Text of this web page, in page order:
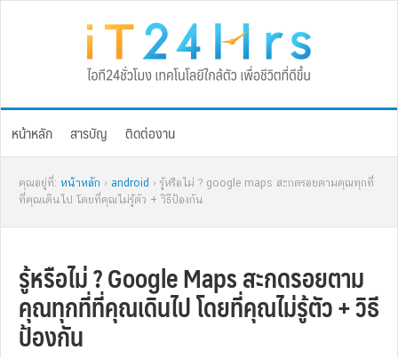
หน้าหลัก สารบัญ ติดต่องาน
คุณอยู่ที่: หน้าหลัก › android › รู้หรือไม่ ? google maps สะกดรอยตามคุณทุกที่
ที่คุณเดินไป โดยที่คุณไม่รู้ตัว + วิธีป้องกัน
รู้หรือไม่ ? Google Maps สะกดรอยตาม
คุณทุกที่ที่คุณเดินไป โดยที่คุณไม่รู้ตัว + วิธี
ป้องกัน